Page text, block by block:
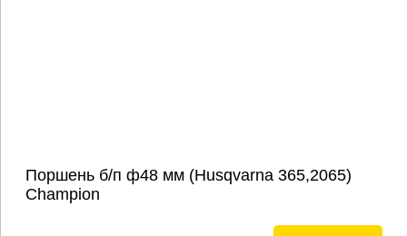
Поршень б/п ф48 мм (Husqvarna 365,2065)
Champion